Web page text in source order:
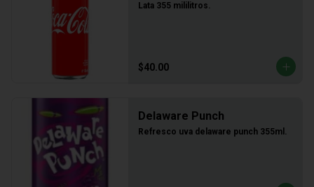
Lata 355 mililitros.
$40.00
Delaware Punch
Refresco uva delaware punch 355ml.